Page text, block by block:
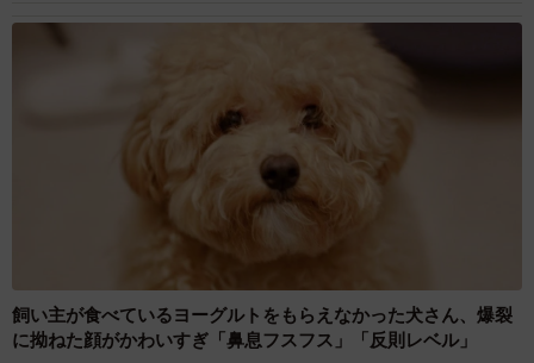
飼い主が食べているヨーグルトをもらえなかった犬さん、爆裂
に拗ねた顔がかわいすぎ「鼻息フスフス」「反則レベル」